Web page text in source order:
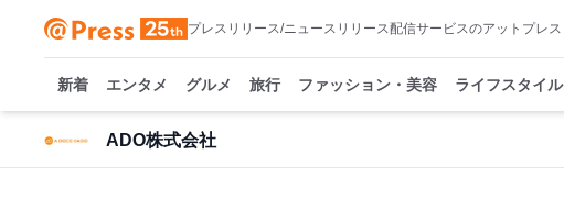
プレスリリース/ニュースリリース配信サービスのアットプレス
新着 エンタメ グルメ 旅行 ファッション・美容 ライフスタイル
ADO株式会社